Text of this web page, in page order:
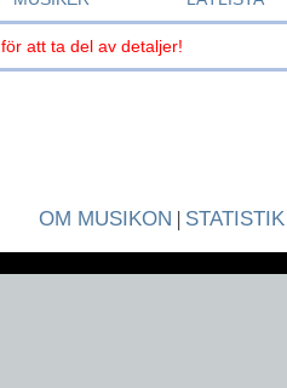
för att ta del av detaljer!
OM MUSIKON | STATISTIK